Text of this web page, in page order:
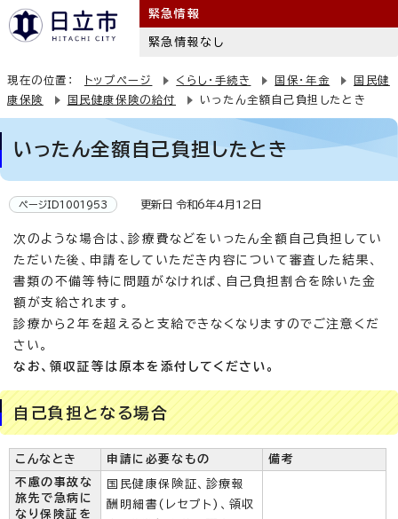
緊急情報
緊急情報なし
現在の位置： トップページ くらし・手続き 国保・年金
国民健
康保険
国民健康保険の給付 いったん全額自己負担したとき
いったん全額自己負担したとき
ページID1001953 更新日 令和6年4月12日
次のような場合は、診療費などをいったん全額自己負担してい
ただいた後、申請をしていただき内容について審査した結果、
書類の不備等特に問題がなければ、自己負担割合を除いた金
額が支給されます。
診療から2年を超えると支給できなくなりますのでご注意くだ
さい。
なお、領収証等は原本を添付してください。
自己負担となる場合
こんなとき 申請に必要なもの
備考
不慮の事故な
旅先で急病に
なり保険証を
国民健康保険証、診療報
酬明細書(レセプト)、領収